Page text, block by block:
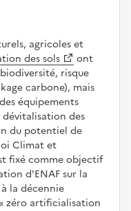
agricoles et
des sols
ont
risque
carbone), mais
équipements
des
du potentiel de
Climat et
fixé comme objectif
d'ENAF sur la
la décennie
zéro artificialisation